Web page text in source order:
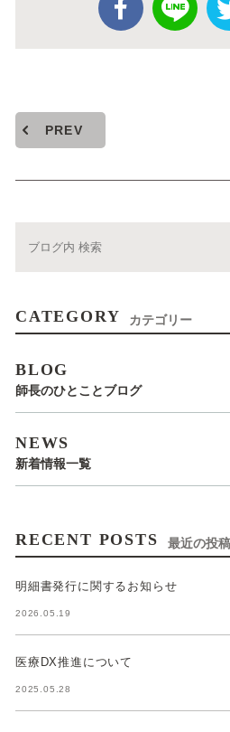
PREV
CATEGORY カテゴリー
BLOG
師長のひとことブログ
NEWS
新着情報一覧
RECENT POSTS 最近の投稿
明細書発行に関するお知らせ
2026.05.19
医療DX推進について
2025.05.28